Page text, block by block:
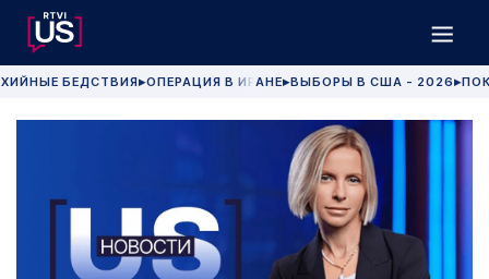
БЕДСТВИЯ▶ОПЕРАЦИЯ В ИРАНЕ▶ВЫБОРЫ В США - 2026 ▶